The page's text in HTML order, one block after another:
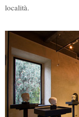
località.